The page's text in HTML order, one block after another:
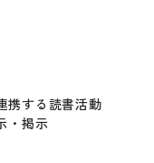
する読書活動
・掲示